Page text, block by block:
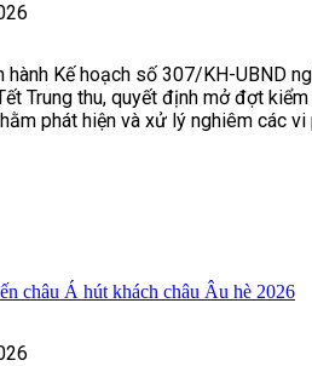
hành Kế hoạch số 307/KH-UBND
Trung thu, quyết định mở đợt
phát hiện và xử lý nghiêm các vi
châu Á hút khách châu Âu hè 2026